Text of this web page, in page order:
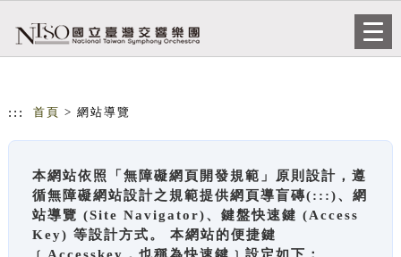
::: 首頁 > 網站導覽
本網站依照「無障礙網頁開發規範」原則設計，遵
循無障礙網站設計之規範提供網頁導盲磚(:::)、網
站導覽 (Site Navigator)、鍵盤快速鍵 (Access
Key) 等設計方式。 本網站的便捷鍵